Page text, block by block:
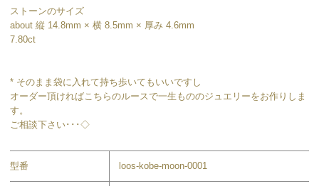
ストーンのサイズ
about 縦 14.8mm × 横 8.5mm × 厚み 4.6mm
7.80ct
* そのまま袋に入れて持ち歩いてもいいですし
オーダー頂ければこちらのルースで一生もののジュエリーをお作りしま
す。
ご相談下さい･･･◇
型番 loos-kobe-moon-0001